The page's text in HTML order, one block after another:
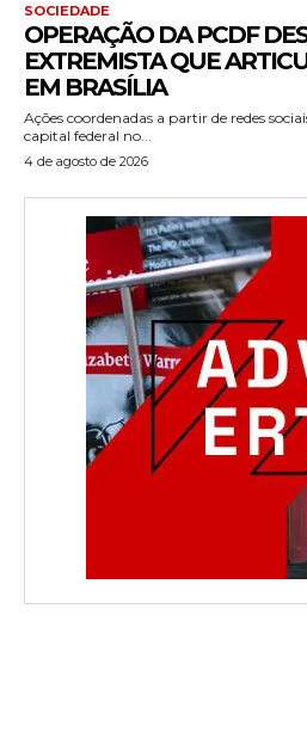
SOCIEDADE
OPERAÇÃO DA PCDF
EXTREMISTA QUE
EM BRASÍLIA
Ações coordenadas a partir de redes
capital federal no...
4 de agosto de 2026